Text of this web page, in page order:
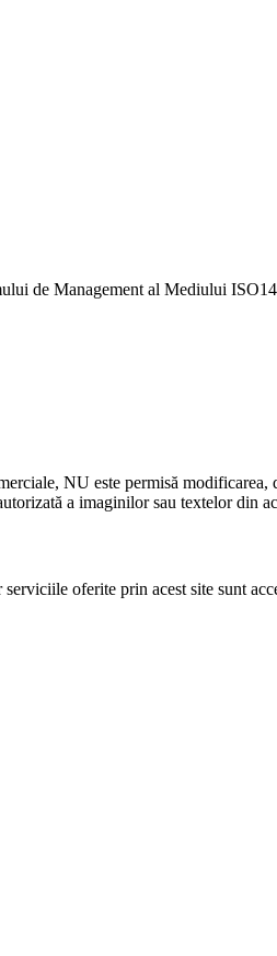
de Management al Mediului
NU este permisă modificarea,
a imaginilor sau textelor din
oferite prin acest site sunt